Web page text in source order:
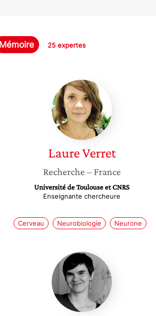
Mémoire 25 expertes
Laure
Verret
LaureVerret
Recherche – France
Université de Toulouse et CNRS
Enseignante chercheure
Cerveau Neurobiologie Neurone
Gabrielle
Girardeau